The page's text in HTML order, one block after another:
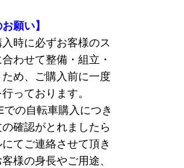
願い】
時に必ずお客様のス
わせて整備・組立・
め、ご購入前に一度
っております。
の自転車購入につき
確認がとれましたら
てご連絡させて頂き
様の身長やご用途、